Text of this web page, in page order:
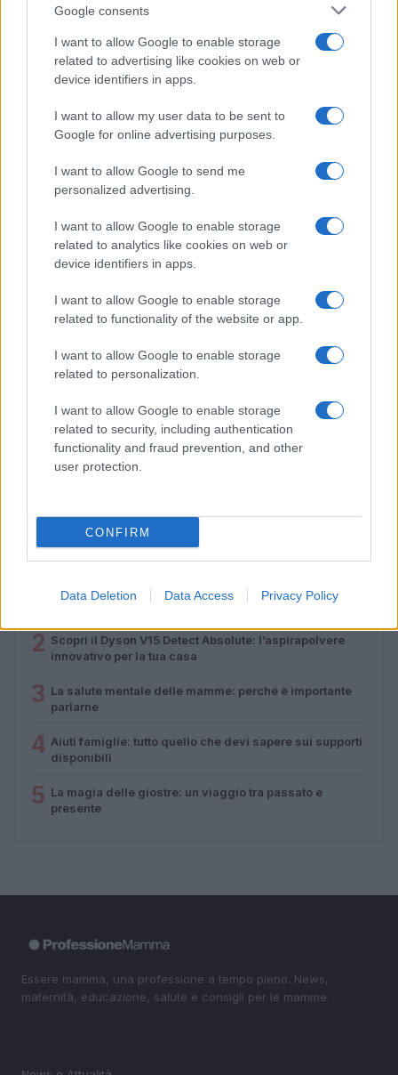
Google consents
I want to allow Google to enable storage
related to advertising like cookies on web or
device identifiers in apps.
I want to allow my user data to be sent to
Google for online advertising purposes.
I want to allow Google to send me
personalized advertising.
I want to allow Google to enable storage
related to analytics like cookies on web or
device identifiers in apps.
I want to allow Google to enable storage
related to functionality of the website or app.
I want to allow Google to enable storage
related to personalization.
I want to allow Google to enable storage
related to security, including authentication
functionality and fraud prevention, and other
user protection.
CONFIRM
Data Deletion Data Access Privacy Policy
Codacons denuncia: i problemi che affliggono la Sicilia
tra carburanti, spiagge e incendi
NEWS E ATTUALITÀ
Lamezia International Film Fest: arte e cultura si
incontrano in Calabria
Camilla Pellegrini · 16 Lug 2026
PIÙ LETTI
Diritti delle lavoratrici in gravidanza: guida completa e
aggiornata
2 Scopri il Dyson V15 Detect Absolute: l’aspirapolvere
innovativo per la tua casa
3 La salute mentale delle mamme: perché è importante
parlarne
4 Aiuti famiglie: tutto quello che devi sapere sui supporti
disponibili
5 La magia delle giostre: un viaggio tra passato e
presente
Essere mamma, una professione a tempo pieno. News,
maternità, educazione, salute e consigli per le mamme.